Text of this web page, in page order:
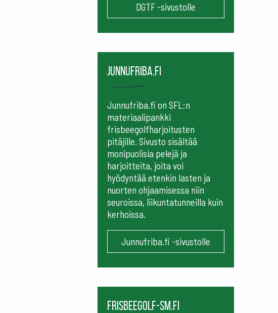
DGTF -sivustolle
Junnufriba.fi
Junnufriba.fi on SFL:n
materiaalipankki
frisbeegolfharjoitusten
pitäjille. Sivusto sisältää
monipuolisia pelejä ja
harjoitteita, joita voi
hyödyntää etenkin lasten ja
nuorten ohjaamisessa niin
seuroissa, liikuntatunneilla kuin
kerhoissa.
Junnufriba.fi -sivustolle
frisbeegolf-sm.fi